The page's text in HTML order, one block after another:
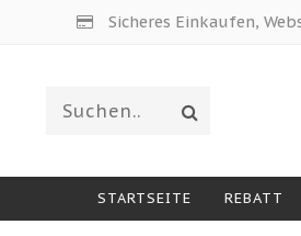
Sicheres Einkaufen,
STARTSEITE REBATT